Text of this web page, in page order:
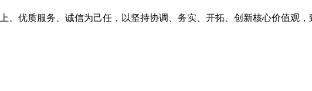
、优质服务、诚信为己任，以坚持协调、务实、开拓、创新核心价值观